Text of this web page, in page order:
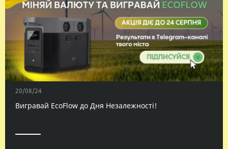
20/08/24
Вигравай EcoFlow до Дня Незалежності!